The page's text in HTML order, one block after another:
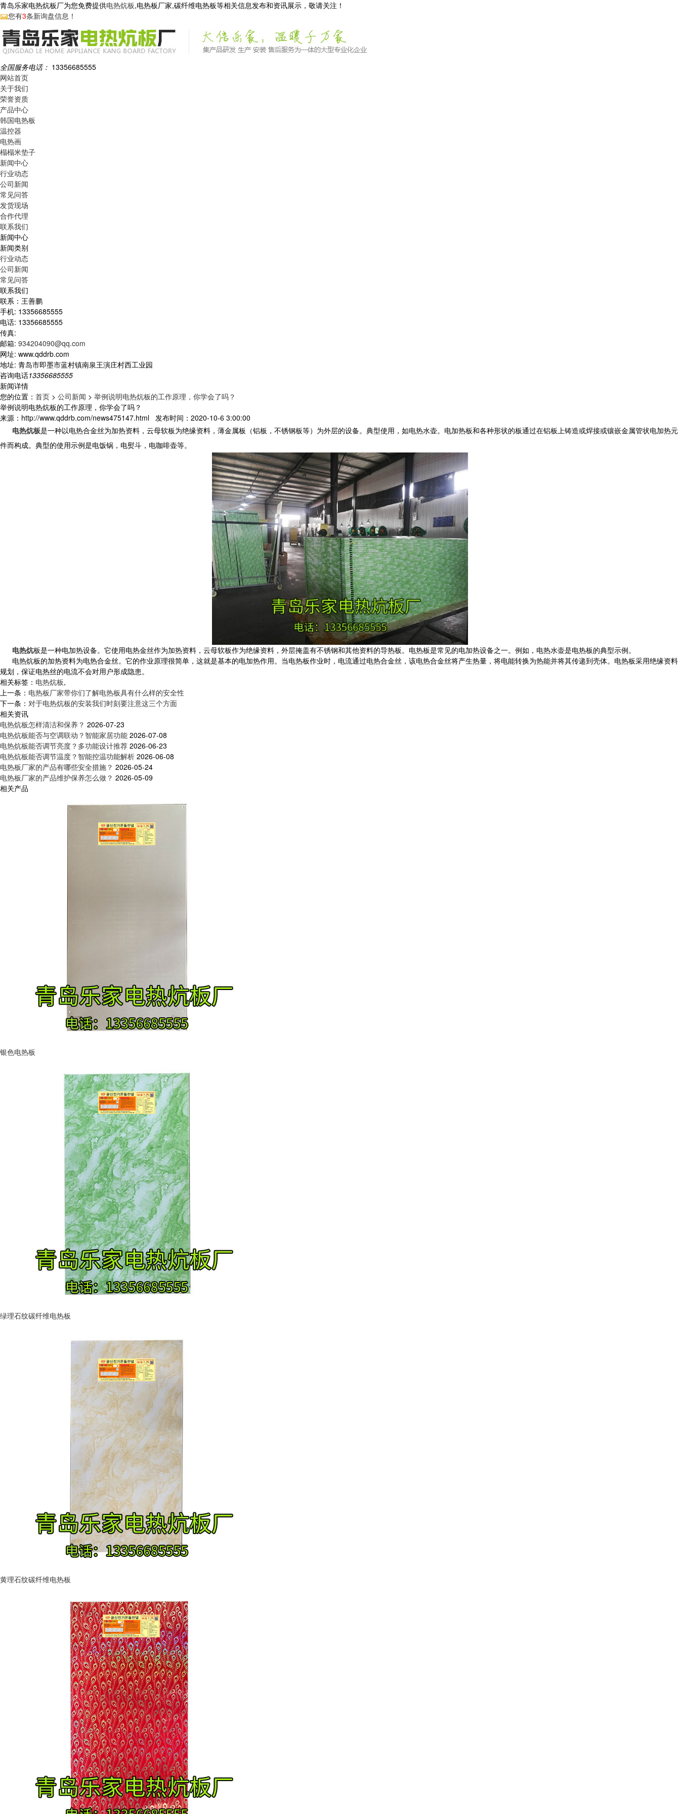
青岛乐家电热炕板厂为您免费提供电热炕板,电热板厂家,碳纤维电热板等相关信息发布和资讯展示，敬请关注！
您有3条新询盘信息！
全国服务电话： 13356685555
网站首页
关于我们
荣誉资质
产品中心
韩国电热板
温控器
电热画
榻榻米垫子
新闻中心
行业动态
公司新闻
常见问答
发货现场
合作代理
联系我们
新闻中心
新闻类别
行业动态
公司新闻
常见问答
联系我们
联系：王善鹏
手机: 13356685555
电话: 13356685555
传真:
邮箱: 934204090@qq.com
网址: www.qddrb.com
地址: 青岛市即墨市蓝村镇南泉王演庄村西工业园
咨询电话13356685555
新闻详情
您的位置： 首页 > 公司新闻 > 举例说明电热炕板的工作原理，你学会了吗？
举例说明电热炕板的工作原理，你学会了吗？
来源：http://www.qddrb.com/news475147.html 发布时间：2020-10-6 3:00:00
电热炕板是一种以电热合金丝为加热资料，云母软板为绝缘资料，薄金属板（铝板，不锈钢板等）为外层的设备。典型使用，如电热水壶。电加热板和各种形状的板通过在铝板上铸造或焊接或镶嵌金属管状电加热元
件而构成。典型的使用示例是电饭锅，电熨斗，电咖啡壶等。
电热炕板是一种电加热设备。它使用电热金丝作为加热资料，云母软板作为绝缘资料，外层掩盖有不锈钢和其他资料的导热板。电热板是常见的电加热设备之一。例如，电热水壶是电热板的典型示例。
电热炕板的加热资料为电热合金丝。它的作业原理很简单，这就是基本的电加热作用。当电热板作业时，电流通过电热合金丝，该电热合金丝将产生热量，将电能转换为热能并将其传递到壳体。电热板采用绝缘资料
规划，保证电热丝的电流不会对用户形成隐患。
相关标签： 电热炕板,
上一条： 电热板厂家带你们了解电热板具有什么样的安全性
下一条： 对于电热炕板的安装我们时刻要注意这三个方面
相关资讯
电热炕板怎样清洁和保养？ 2026-07-23
电热炕板能否与空调联动？智能家居功能 2026-07-08
电热炕板能否调节亮度？多功能设计推荐 2026-06-23
电热炕板能否调节温度？智能控温功能解析 2026-06-08
电热板厂家的产品有哪些安全措施？ 2026-05-24
电热板厂家的产品维护保养怎么做？ 2026-05-09
相关产品
银色电热板
绿理石纹碳纤维电热板
黄理石纹碳纤维电热板